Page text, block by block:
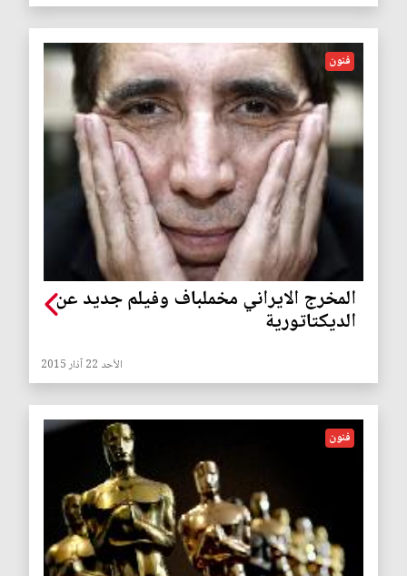
فنون
المخرج الايراني مخملباف وفيلم جديد عن
الديكتاتورية
الأحد 22 آذار 2015
فنون